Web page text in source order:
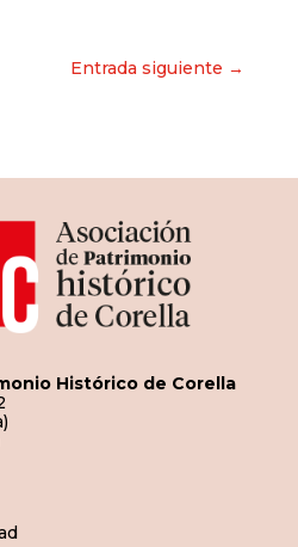
Entrada siguiente →
Histórico de Corella